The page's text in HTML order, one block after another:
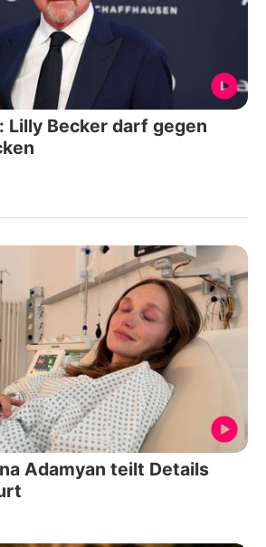
Becker darf gegen
Adamyan teilt Details